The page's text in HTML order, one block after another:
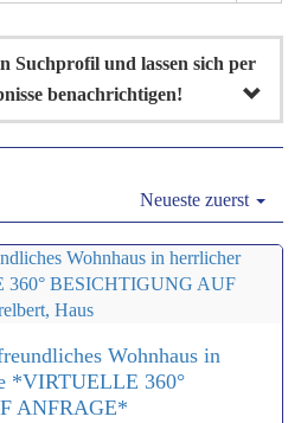
Suchprofil und lassen sich per
benachrichtigen!
Neueste zuerst
Wohnhaus in
*VIRTUELLE 360°
ANFRAGE*